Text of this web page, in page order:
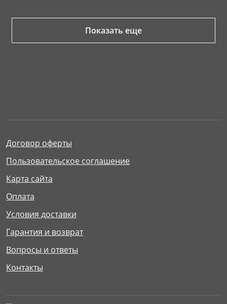
Показать еще
Договор оферты
Пользовательское соглашение
Карта сайта
Оплата
Условия доставки
Гарантия и возврат
Вопросы и ответы
Контакты